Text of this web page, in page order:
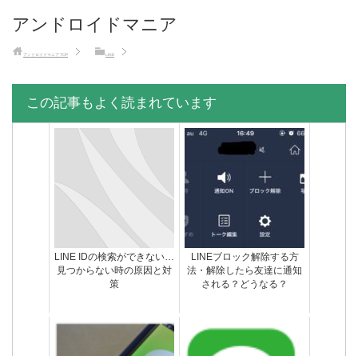
アンドロイドマニア
アンドロイドマニア TOP LINE
この記事もよく読まれています
LINE IDの検索ができない…
見つからない時の原因と対
策
LINEブロック解除する方
法・解除したら友達に通知
される？どうなる？